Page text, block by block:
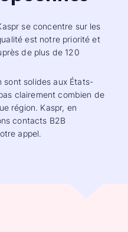
se concentre sur les
est notre priorité et
de plus de 120
sont solides aux États-
clairement combien de
région. Kaspr, en
contacts B2B
appel.